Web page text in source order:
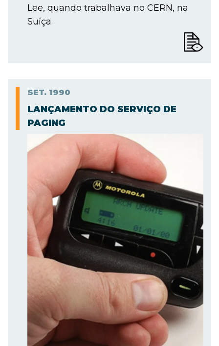
Lee, quando trabalhava no CERN, na
Suíça.
SET. 1990
LANÇAMENTO DO SERVIÇO DE
PAGING